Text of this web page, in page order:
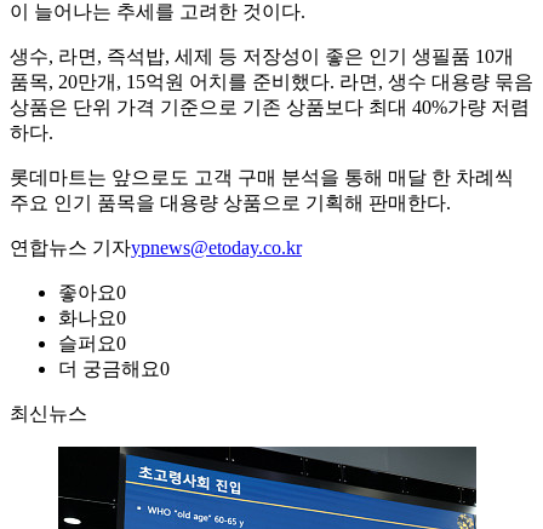
이 늘어나는 추세를 고려한 것이다.
생수, 라면, 즉석밥, 세제 등 저장성이 좋은 인기 생필품 10개
품목, 20만개, 15억원 어치를 준비했다. 라면, 생수 대용량 묶음
상품은 단위 가격 기준으로 기존 상품보다 최대 40%가량 저렴
하다.
롯데마트는 앞으로도 고객 구매 분석을 통해 매달 한 차례씩
주요 인기 품목을 대용량 상품으로 기획해 판매한다.
연합뉴스 기자ypnews@etoday.co.kr
좋아요0
화나요0
슬퍼요0
더 궁금해요0
최신뉴스